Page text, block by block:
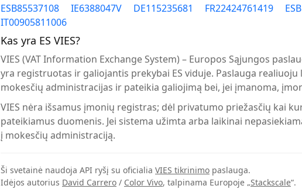
ESB85537108 IE6388047V DE115235681 FR22424761419
IT00905811006
Kas yra ES VIES?
VIES (VAT Information Exchange System) – Europos Sąjungos
yra registruotas ir galiojantis prekybai ES viduje. Paslauga
mokesčių administracijas ir pateikia galiojimą bei, jei įmanoma,
VIES nėra išsamus įmonių registras; dėl privatumo priežasčių kai
pateikiamus duomenis. Jei sistema užimta arba laikinai
į mokesčių administraciją.
Ši svetainė naudoja API ryšį su oficialia VIES tikrinimo paslauga.
Idėjos autorius David Carrero / Color Vivo, talpinama Europoje „Stackscale“.